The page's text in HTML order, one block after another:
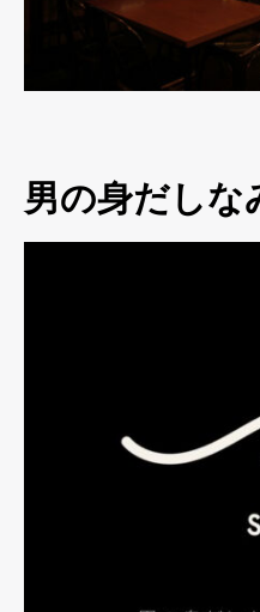
男の身だしな